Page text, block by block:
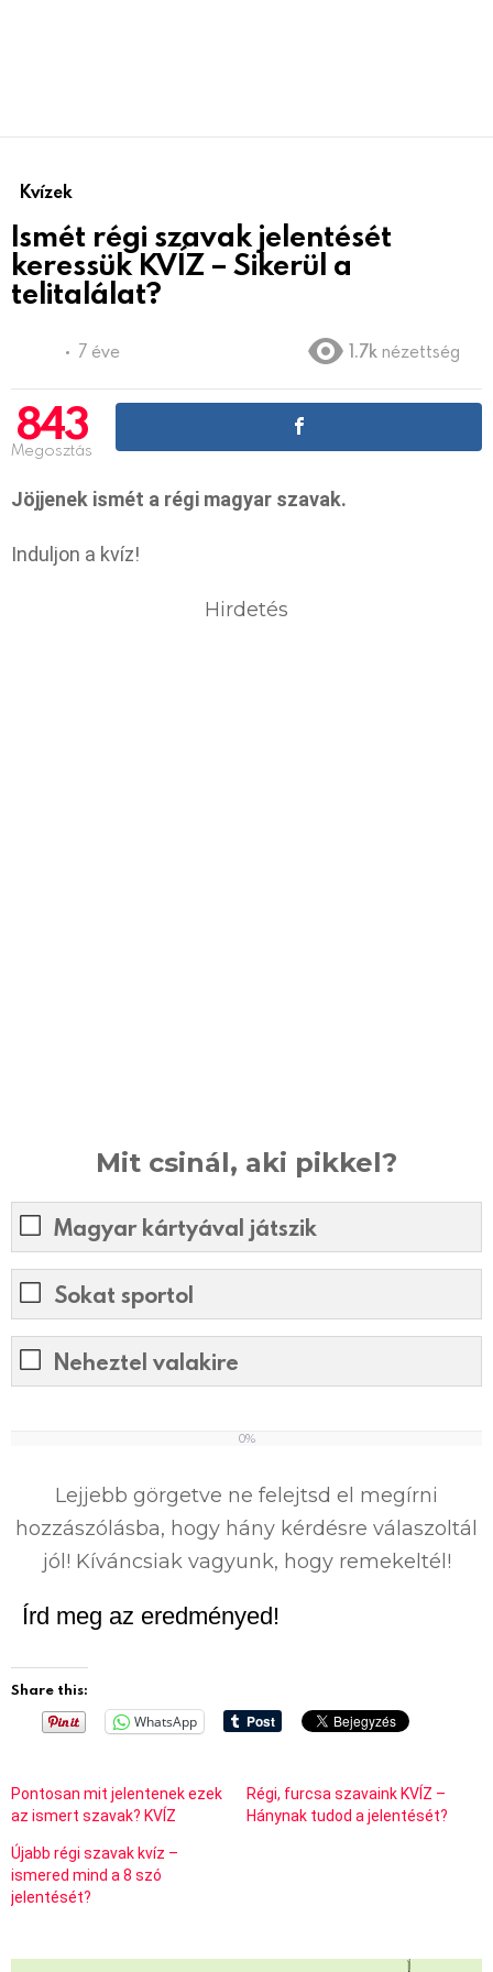
Kvízek
Ismét régi szavak jelentését
keressük KVÍZ – Sikerül a
telitalálat?
7 éve 1.7k nézettség
843
Megosztás
Jöjjenek ismét a régi magyar szavak.
Induljon a kvíz!
Hirdetés
Mit csinál, aki pikkel?
Magyar kártyával játszik
Sokat sportol
Neheztel valakire
0%
Lejjebb görgetve ne felejtsd el megírni
hozzászólásba, hogy hány kérdésre válaszoltál
jól! Kíváncsiak vagyunk, hogy remekeltél!
Írd meg az eredményed!
Share this:
WhatsApp
Pontosan mit jelentenek ezek
az ismert szavak? KVÍZ
Régi, furcsa szavaink KVÍZ –
Hánynak tudod a jelentését?
Újabb régi szavak kvíz –
ismered mind a 8 szó
jelentését?